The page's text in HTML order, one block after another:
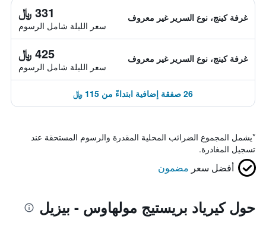
غرفة كينج، نوع السرير غير معروف 331 ﷼
سعر الليلة شامل الرسوم
غرفة كينج، نوع السرير غير معروف 425 ﷼
سعر الليلة شامل الرسوم
26 صفقة إضافية ابتداءً من 115 ﷼
*يشمل المجموع الضرائب المحلية المقدرة والرسوم المستحقة عند
تسجيل المغادرة.
أفضل سعر مضمون
حول كيرياد بريستيج مولهاوس - بيزيل